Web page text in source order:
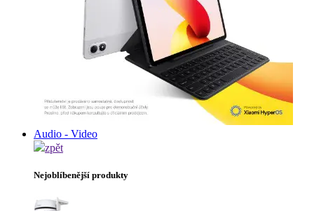
Audio - Video
zpět
Nejoblíbenější produkty